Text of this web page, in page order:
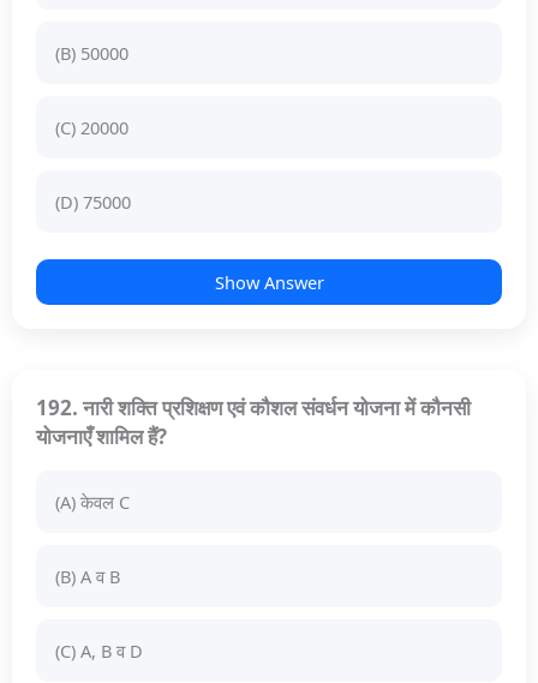
(B) 50000
(C) 20000
(D) 75000
Show Answer
192. नारी शक्ति प्रशिक्षण एवं कौशल संवर्धन योजना में कौनसी
योजनाएँ शामिल हैं?
(A) केवल C
(B) A व B
(C) A, B व D